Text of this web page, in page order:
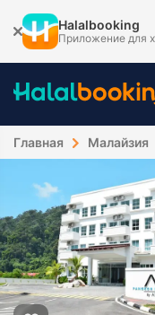
Halalbooking
Приложение для
Главная Малайзия